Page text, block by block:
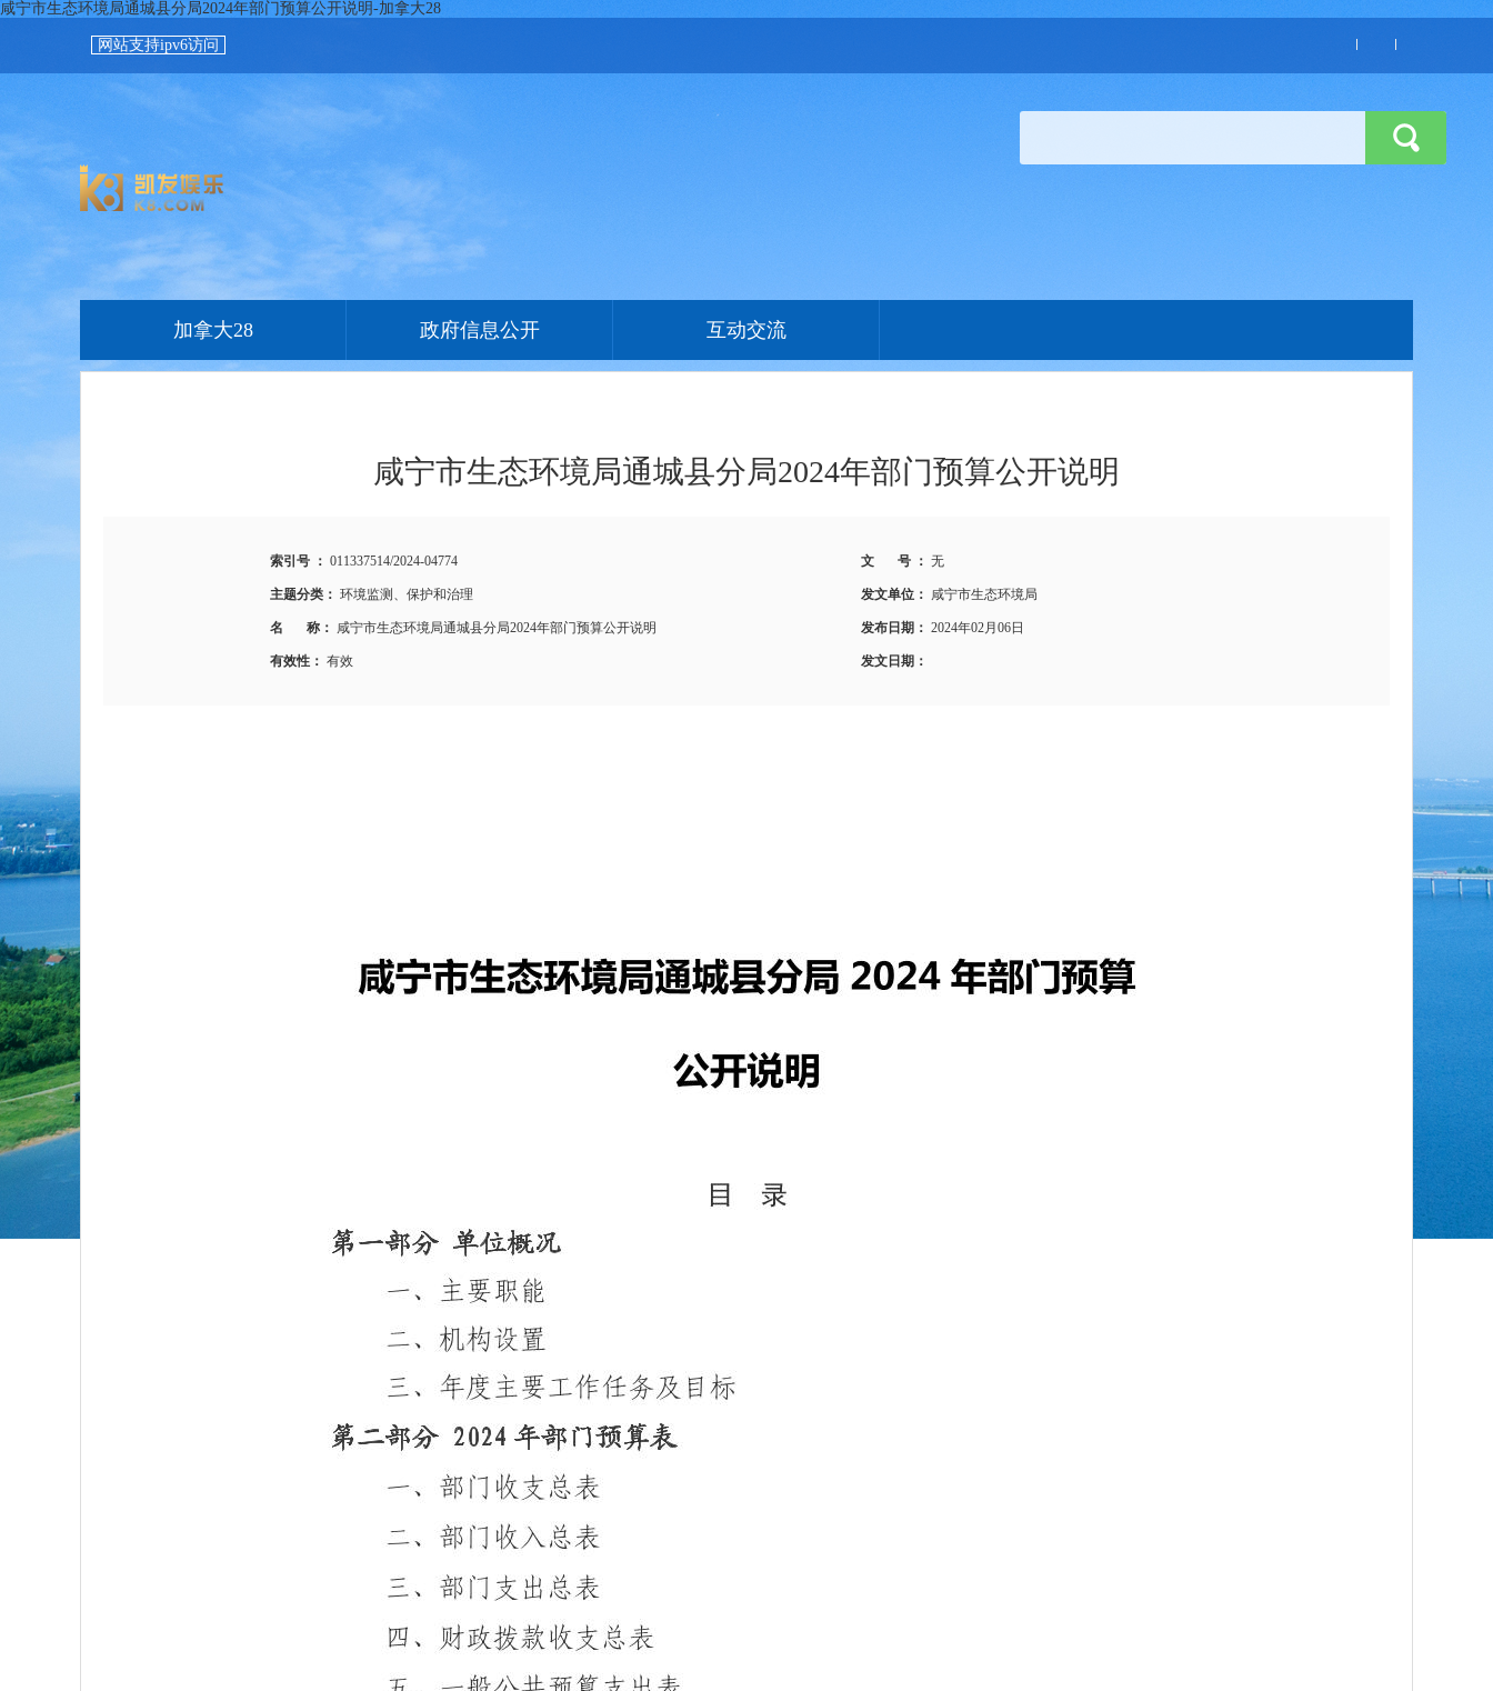
咸宁市生态环境局通城县分局2024年部门预算公开说明-加拿大28
网站支持ipv6访问
加拿大28 政府信息公开 互动交流
咸宁市生态环境局通城县分局2024年部门预算公开说明
索引号 ： 011337514/2024-04774 文 号 ： 无
主题分类： 环境监测、保护和治理 发文单位： 咸宁市生态环境局
名 称： 咸宁市生态环境局通城县分局2024年部门预算公开说明 发布日期： 2024年02月06日
有效性： 有效 发文日期：